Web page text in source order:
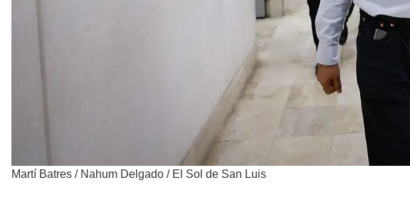
Martí Batres / Nahum Delgado / El Sol de San Luis